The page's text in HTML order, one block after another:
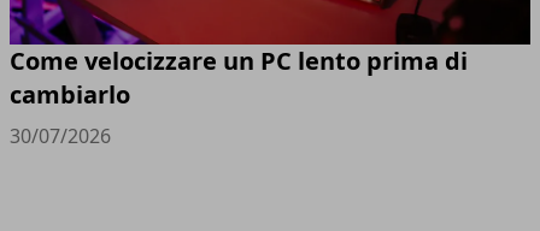
Come velocizzare un PC lento prima di
cambiarlo
30/07/2026